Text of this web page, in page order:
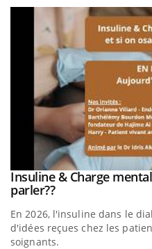
Youtube
Insuline & Charge
parler??Youtube
En 2026, l'insuline dans le
d'idées reçues chez les
soignants.
Youtube
Eczéma Chronique des
l’été !Youtube
L'été arrive… et avec lui, un
Vacances, plage, piscine,
mains sont ...